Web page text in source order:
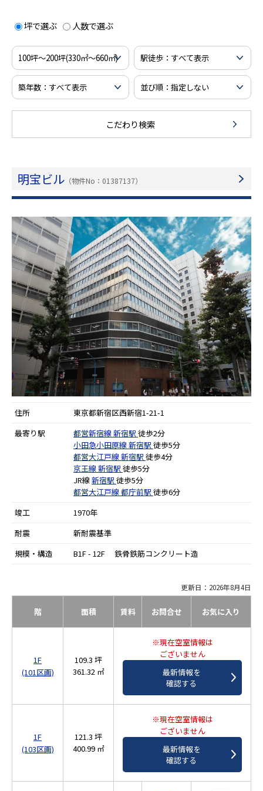
坪で選ぶ 人数で選ぶ
こだわり検索
明宝ビル （物件No：01387137）
住所
東京都新宿区西新宿1-21-1
最寄り駅
都営新宿線新宿駅 徒歩2分
小田急小田原線新宿駅 徒歩5分
都営大江戸線新宿駅 徒歩4分
京王線新宿駅 徒歩5分
JR線新宿駅 徒歩5分
都営大江戸線都庁前駅 徒歩6分
竣工
1970年
耐震
新耐震基準
規模・構造
B1F - 12F 鉄骨鉄筋コンクリート造
更新日：2026年8月4日
階 面積 賃料 お問合せ お気に入り
1F
(101区画)
109.3 坪
361.32 ㎡
※現在空室情報は
ございません
最新情報を
確認する
1F
(103区画)
121.3 坪
400.99 ㎡
※現在空室情報は
ございません
最新情報を
確認する